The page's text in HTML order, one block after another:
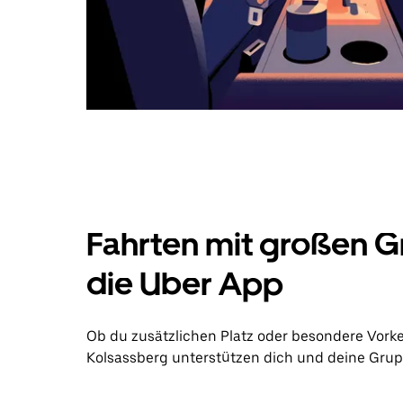
Fahrten mit großen
die Uber App
Ob du zusätzlichen Platz oder besondere
Kolsassberg unterstützen dich und deine